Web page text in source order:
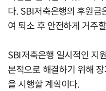
다. SBI저축은행의 후원금
여 퇴소 후 안전하게 거주
SBI저축은행 일시적인 지
본적으로 해결하기 위해
을 시행할 계획이다.